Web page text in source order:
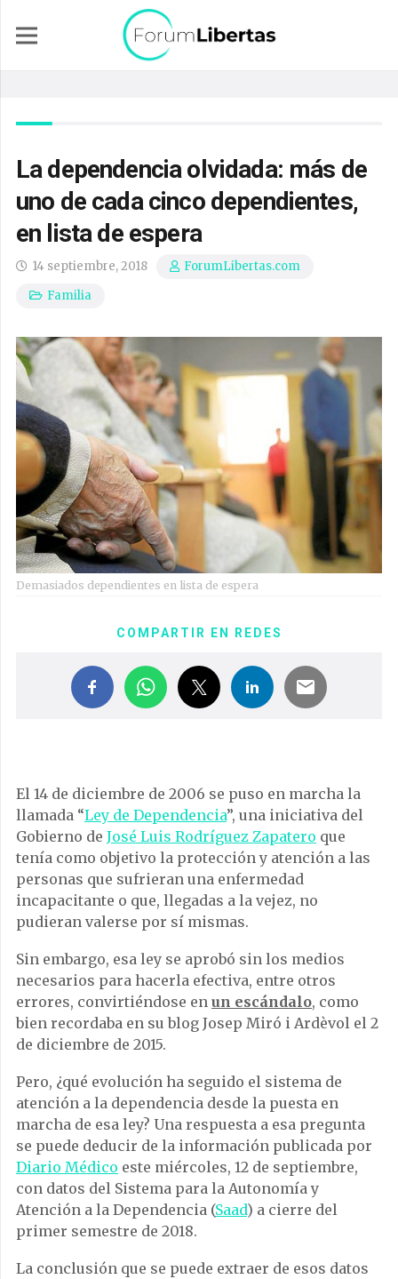
La dependencia olvidada: más de
uno de cada cinco dependientes,
en lista de espera
14 septiembre, 2018
ForumLibertas.com
Familia
Demasiados dependientes en lista de espera
COMPARTIR EN REDES
El 14 de diciembre de 2006 se puso en marcha la
llamada “Ley de Dependencia”, una iniciativa del
Gobierno de José Luis Rodríguez Zapatero que
tenía como objetivo la protección y atención a las
personas que sufrieran una enfermedad
incapacitante o que, llegadas a la vejez, no
pudieran valerse por sí mismas.
Sin embargo, esa ley se aprobó sin los medios
necesarios para hacerla efectiva, entre otros
errores, convirtiéndose en un escándalo, como
bien recordaba en su blog Josep Miró i Ardèvol el 2
de diciembre de 2015.
Pero, ¿qué evolución ha seguido el sistema de
atención a la dependencia desde la puesta en
marcha de esa ley? Una respuesta a esa pregunta
se puede deducir de la información publicada por
Diario Médico este miércoles, 12 de septiembre,
con datos del Sistema para la Autonomía y
Atención a la Dependencia (Saad) a cierre del
primer semestre de 2018.
La conclusión que se puede extraer de esos datos